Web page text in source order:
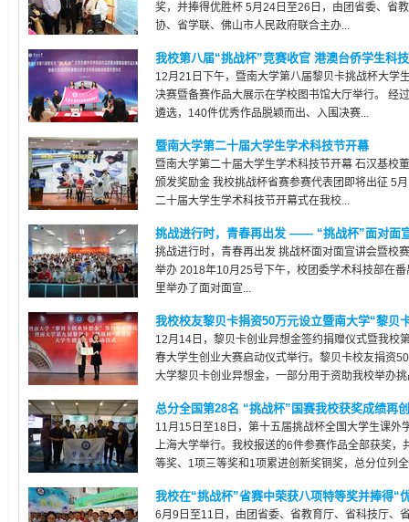
奖，并捧得优胜杯 5月24日至26日，由团省委、省
协、省学联、佛山市人民政府联合主办...
我校第八届“挑战杯”竞赛收官 港澳台侨学生科
12月21日下午，暨南大学第八届黎贝卡挑战杯大学
决赛暨备赛作品大展示在学校图书馆大厅举行。 经
遴选，140件优秀作品脱颖而出、入围决赛...
暨南大学第二十届大学生学术科技节开幕
暨南大学第二十届大学生学术科技节开幕 石汉基校
颁发奖励金 我校挑战杯省赛参赛代表团即将出征 5
二十届大学生学术科技节开幕式在我校...
挑战进行时，青春再出发 —— “挑战杯”面对面
挑战进行时，青春再出发 挑战杯面对面宣讲会暨校
举办 2018年10月25号下午，校团委学术科技部在
里举办了面对面宣...
我校校友黎贝卡捐资50万元设立暨南大学“黎贝
12月14日，黎贝卡创业异想金签约捐赠仪式暨我校
春大学生创业大赛启动仪式举行。黎贝卡校友捐资
大学黎贝卡创业异想金，一部分用于资助我校举办
总分全国第28名 “挑战杯”国赛我校获奖成绩再
11月15日至18日，第十五届挑战杯全国大学生课外
上海大学举行。我校报送的6件参赛作品全部获奖，
等奖、1项三等奖和1项累进创新奖铜奖，总分位列
我校在“挑战杯”省赛中荣获八项特等奖并捧得“
6月9日至11日，由团省委、省教育厅、省科技厅、